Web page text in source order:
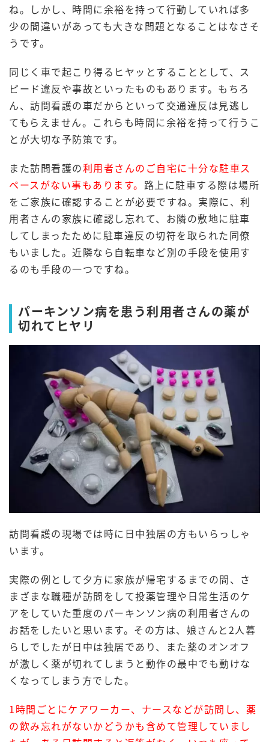
ね。しかし、時間に余裕を持って行動していれば多
少の間違いがあっても大きな問題となることはなさそ
うです。
同じく車で起こり得るヒヤッとすることとして、ス
ピード違反や事故といったものもあります。もちろ
ん、訪問看護の車だからといって交通違反は見逃し
てもらえません。これらも時間に余裕を持って行うこ
とが大切な予防策です。
また訪問看護の利用者さんのご自宅に十分な駐車ス
ペースがない事もあります。 路上に駐車する際は場所
をご家族に確認することが必要ですね。実際に、利
用者さんの家族に確認し忘れて、お隣の敷地に駐車
してしまったために駐車違反の切符を取られた同僚
もいました。近隣なら自転車など別の手段を使用す
るのも手段の一つですね。
パーキンソン病を患う利用者さんの薬が
切れてヒヤリ
訪問看護の現場では時に日中独居の方もいらっしゃ
います。
実際の例として夕方に家族が帰宅するまでの間、さ
まざまな職種が訪問をして投薬管理や日常生活のケ
アをしていた重度のパーキンソン病の利用者さんの
お話をしたいと思います。その方は、娘さんと2人暮
らしでしたが日中は独居であり、また薬のオンオフ
が激しく薬が切れてしまうと動作の最中でも動けな
くなってしまう方でした。
1時間ごとにケアワーカー、ナースなどが訪問し、薬
の飲み忘れがないかどうかも含めて管理していまし